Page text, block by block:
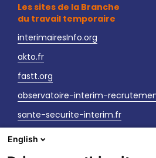
Les sites de la Branche
du travail temporaire
interimairesInfo.org
akto.fr
fastt.org
observatoire-interim-
sante-securite-interim.fr
Nous contacter
English